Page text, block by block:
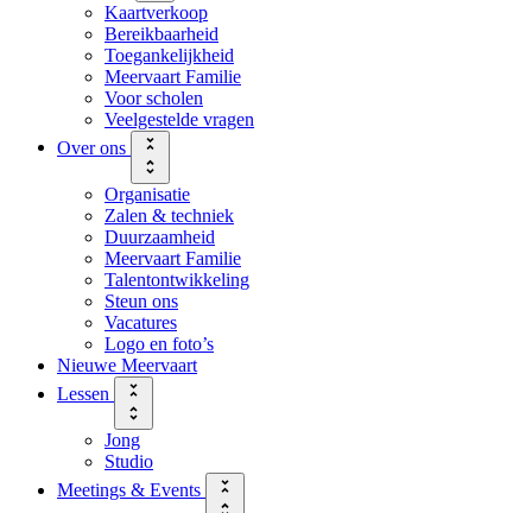
Kaartverkoop
Bereikbaarheid
Toegankelijkheid
Meervaart Familie
Voor scholen
Veelgestelde vragen
Over ons
Organisatie
Zalen & techniek
Duurzaamheid
Meervaart Familie
Talentontwikkeling
Steun ons
Vacatures
Logo en foto’s
Nieuwe Meervaart
Lessen
Jong
Studio
Meetings & Events